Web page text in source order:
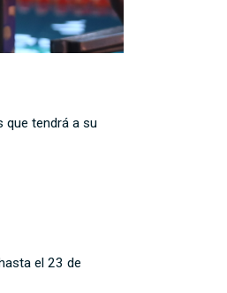
que tendrá a su
el 23 de